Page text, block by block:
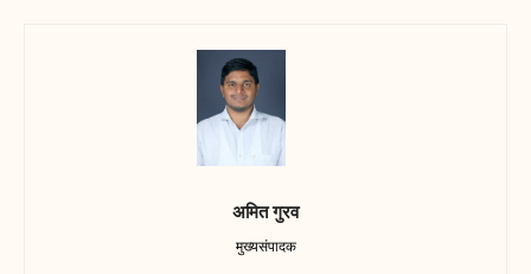
अमित गुरव
मुख्यसंपादक